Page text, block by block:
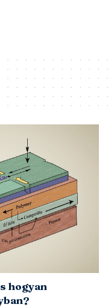
hogyan